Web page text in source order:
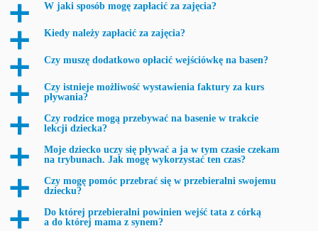
a W jaki sposób mogę zapłacić za zajęcia?
a Kiedy należy zapłacić za zajęcia?
a Czy muszę dodatkowo opłacić wejściówkę na basen?
a
Czy istnieje możliwość wystawienia faktury za kurs
pływania?
a
Czy rodzice mogą przebywać na basenie w trakcie
lekcji dziecka?
a
Moje dziecko uczy się pływać a ja w tym czasie czekam
na trybunach. Jak mogę wykorzystać ten czas?
a
Czy mogę pomóc przebrać się w przebieralni swojemu
dziecku?
a
Do której przebieralni powinien wejść tata z córką
a do której mama z synem?